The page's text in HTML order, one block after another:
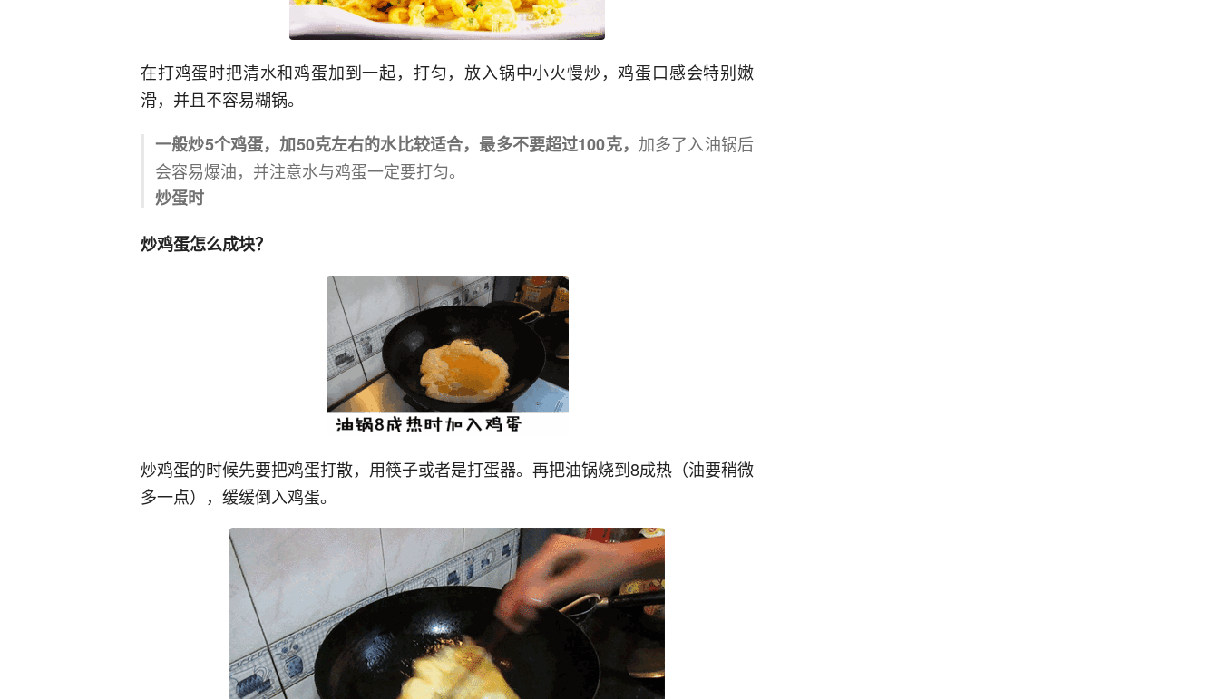
在打鸡蛋时把清水和鸡蛋加到一起，打匀，放入锅中小火慢炒，鸡蛋口感会特别嫩
滑，并且不容易糊锅。
一般炒5个鸡蛋，加50克左右的水比较适合，最多不要超过100克， 加多了入油锅后
会容易爆油，并注意水与鸡蛋一定要打匀。
炒蛋时
炒鸡蛋怎么成块？
炒鸡蛋的时候先要把鸡蛋打散，用筷子或者是打蛋器。再把油锅烧到8成热（油要稍微
多一点），缓缓倒入鸡蛋。